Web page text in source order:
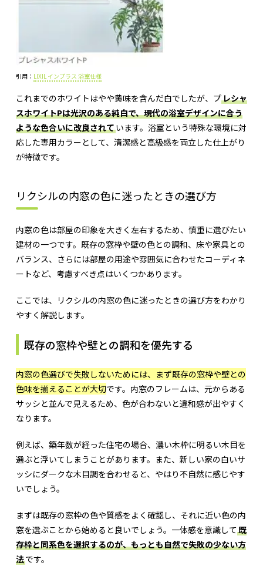
引用： LIXIL インプラス 浴室仕様
これまでのホワイトはやや黄味を含んだ白でしたが、プレシャ
スホワイトPは光沢のある純白で、現代の浴室デザインに合う
ような色合いに改良されています。浴室という特殊な環境に対
応した専用カラーとして、清潔感と高級感を両立した仕上がり
が特徴です。
リクシルの内窓の色に迷ったときの選び方
内窓の色は部屋の印象を大きく左右するため、慎重に選びたい
建材の一つです。既存の窓枠や壁の色との調和、床や家具との
バランス、さらには部屋の用途や雰囲気に合わせたコーディネ
ートなど、考慮すべき点はいくつかあります。
ここでは、リクシルの内窓の色に迷ったときの選び方をわかり
やすく解説します。
既存の窓枠や壁との調和を優先する
内窓の色選びで失敗しないためには、まず既存の窓枠や壁との
色味を揃えることが大切です。内窓のフレームは、元からある
サッシと並んで見えるため、色が合わないと違和感が出やすく
なります。
例えば、築年数が経った住宅の場合、濃い木枠に明るい木目を
選ぶと浮いてしまうことがあります。また、新しい家の白いサ
ッシにダークな木目調を合わせると、やはり不自然に感じやす
いでしょう。
まずは既存の窓枠の色や質感をよく確認し、それに近い色の内
窓を選ぶことから始めると良いでしょう。一体感を意識して既
存枠と同系色を選択するのが、もっとも自然で失敗の少ない方
法です。